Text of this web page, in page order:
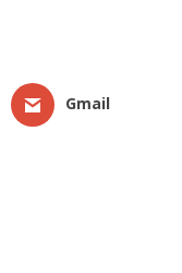
Gmail